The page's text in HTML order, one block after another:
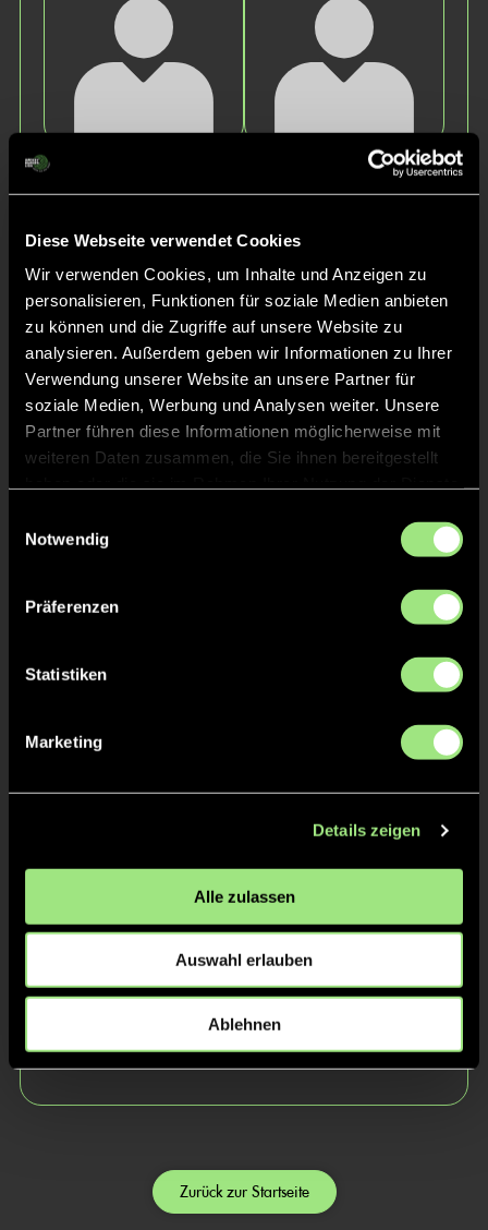
Diese Webseite verwendet Cookies
Wir verwenden Cookies, um Inhalte und Anzeigen zu
personalisieren, Funktionen für soziale Medien anbieten
zu können und die Zugriffe auf unsere Website zu
analysieren. Außerdem geben wir Informationen zu Ihrer
Verwendung unserer Website an unsere Partner für
soziale Medien, Werbung und Analysen weiter. Unsere
Partner führen diese Informationen möglicherweise mit
weiteren Daten zusammen, die Sie ihnen bereitgestellt
Notwendig
Präferenzen
Statistiken
Marketing
Details zeigen
Alle zulassen
Auswahl erlauben
Ablehnen
Emilia
Augustine
R.
Leona
H.
Luise
P.
Staff
Matthias
Gräber
Zurück zur Startseite